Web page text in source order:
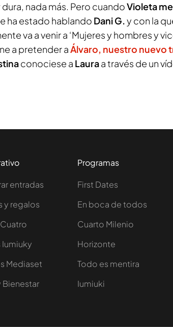
nada más. Pero cuandoVioleta
ha estado hablando Dani G.y con la
va a venir a ‘Mujeres y hombres y
a pretender aÁlvaro, nuestro nuevo
conociese a Lauraa través de un
entradas
y regalos
Iumiuky
Mediaset
Bienestar
Programas
First Dates
En boca de todos
Cuarto Milenio
Horizonte
Todo es mentira
Iumiuki